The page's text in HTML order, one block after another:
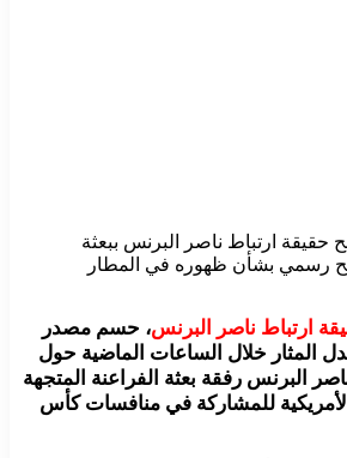
ارتباط ناصر البرنس ببعثة
رسمي بشأن ظهوره في المطار
ارتباط ناصر البرنس، حسم مصدر
المثار خلال الساعات الماضية حول
البرنس رفقة بعثة الفراعنة المتجهة
الأمريكية للمشاركة في منافسات كأس